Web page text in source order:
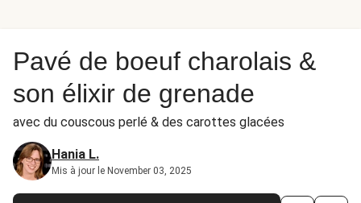
Pavé de boeuf charolais &
son élixir de grenade
avec du couscous perlé & des carottes glacées
Hania L.
Mis à jour le November 03, 2025